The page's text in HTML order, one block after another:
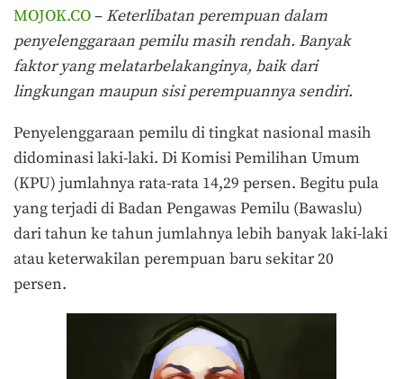
MOJOK.CO– Keterlibatan perempuan dalam
penyelenggaraan pemilu masih rendah. Banyak
faktor yang melatarbelakanginya, baik dari
lingkungan maupun sisi perempuannya sendiri.
Penyelenggaraan pemilu di tingkat nasional masih
didominasi laki-laki. Di Komisi Pemilihan Umum
(KPU) jumlahnya rata-rata 14,29 persen. Begitu pula
yang terjadi di Badan Pengawas Pemilu (Bawaslu)
dari tahun ke tahun jumlahnya lebih banyak laki-laki
atau keterwakilan perempuan baru sekitar 20
persen.